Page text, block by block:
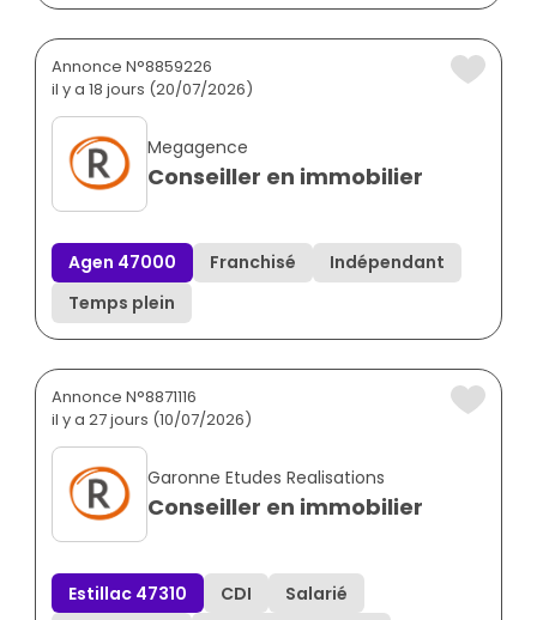
Annonce N°8859226
il y a 18 jours (20/07/2026)
Megagence
Conseiller en immobilier
Agen 47000 Franchisé
Indépendant
Temps plein
Annonce N°8871116
il y a 27 jours (10/07/2026)
Garonne Etudes Realisations
Conseiller en immobilier
Estillac 47310 CDI
Salarié